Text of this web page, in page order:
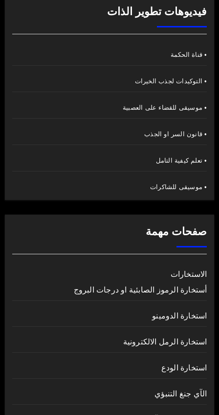
فيديوهات تطوير الذات
• قناة الحكمة
• التوكيدات لجذب الخيرات
• موسيقى للقضاء على العصبية
• قانون السر او الجذب
• تعلم كيفية التامل
• موسيقى للشاكرات
صفحات مهمة
الاستخارات
أستخارة الرموز الصابئية او درجات البروج
استخارة الدومينو
استخارة الرمل الالكترونية
استخارة الودع
الآي جنغ التنبؤي